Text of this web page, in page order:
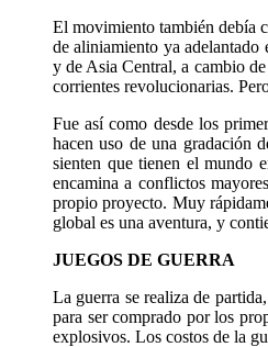
El movimiento también debía
de aliniamiento ya adelantado
y de Asia Central, a cambio
corrientes revolucionarias.
Fue así como desde los
hacen uso de una gradación
sienten que tienen el mundo
encamina a conflictos
propio proyecto. Muy
global es una aventura, y
JUEGOS DE GUERRA
La guerra se realiza de
para ser comprado por los
explosivos. Los costos de la